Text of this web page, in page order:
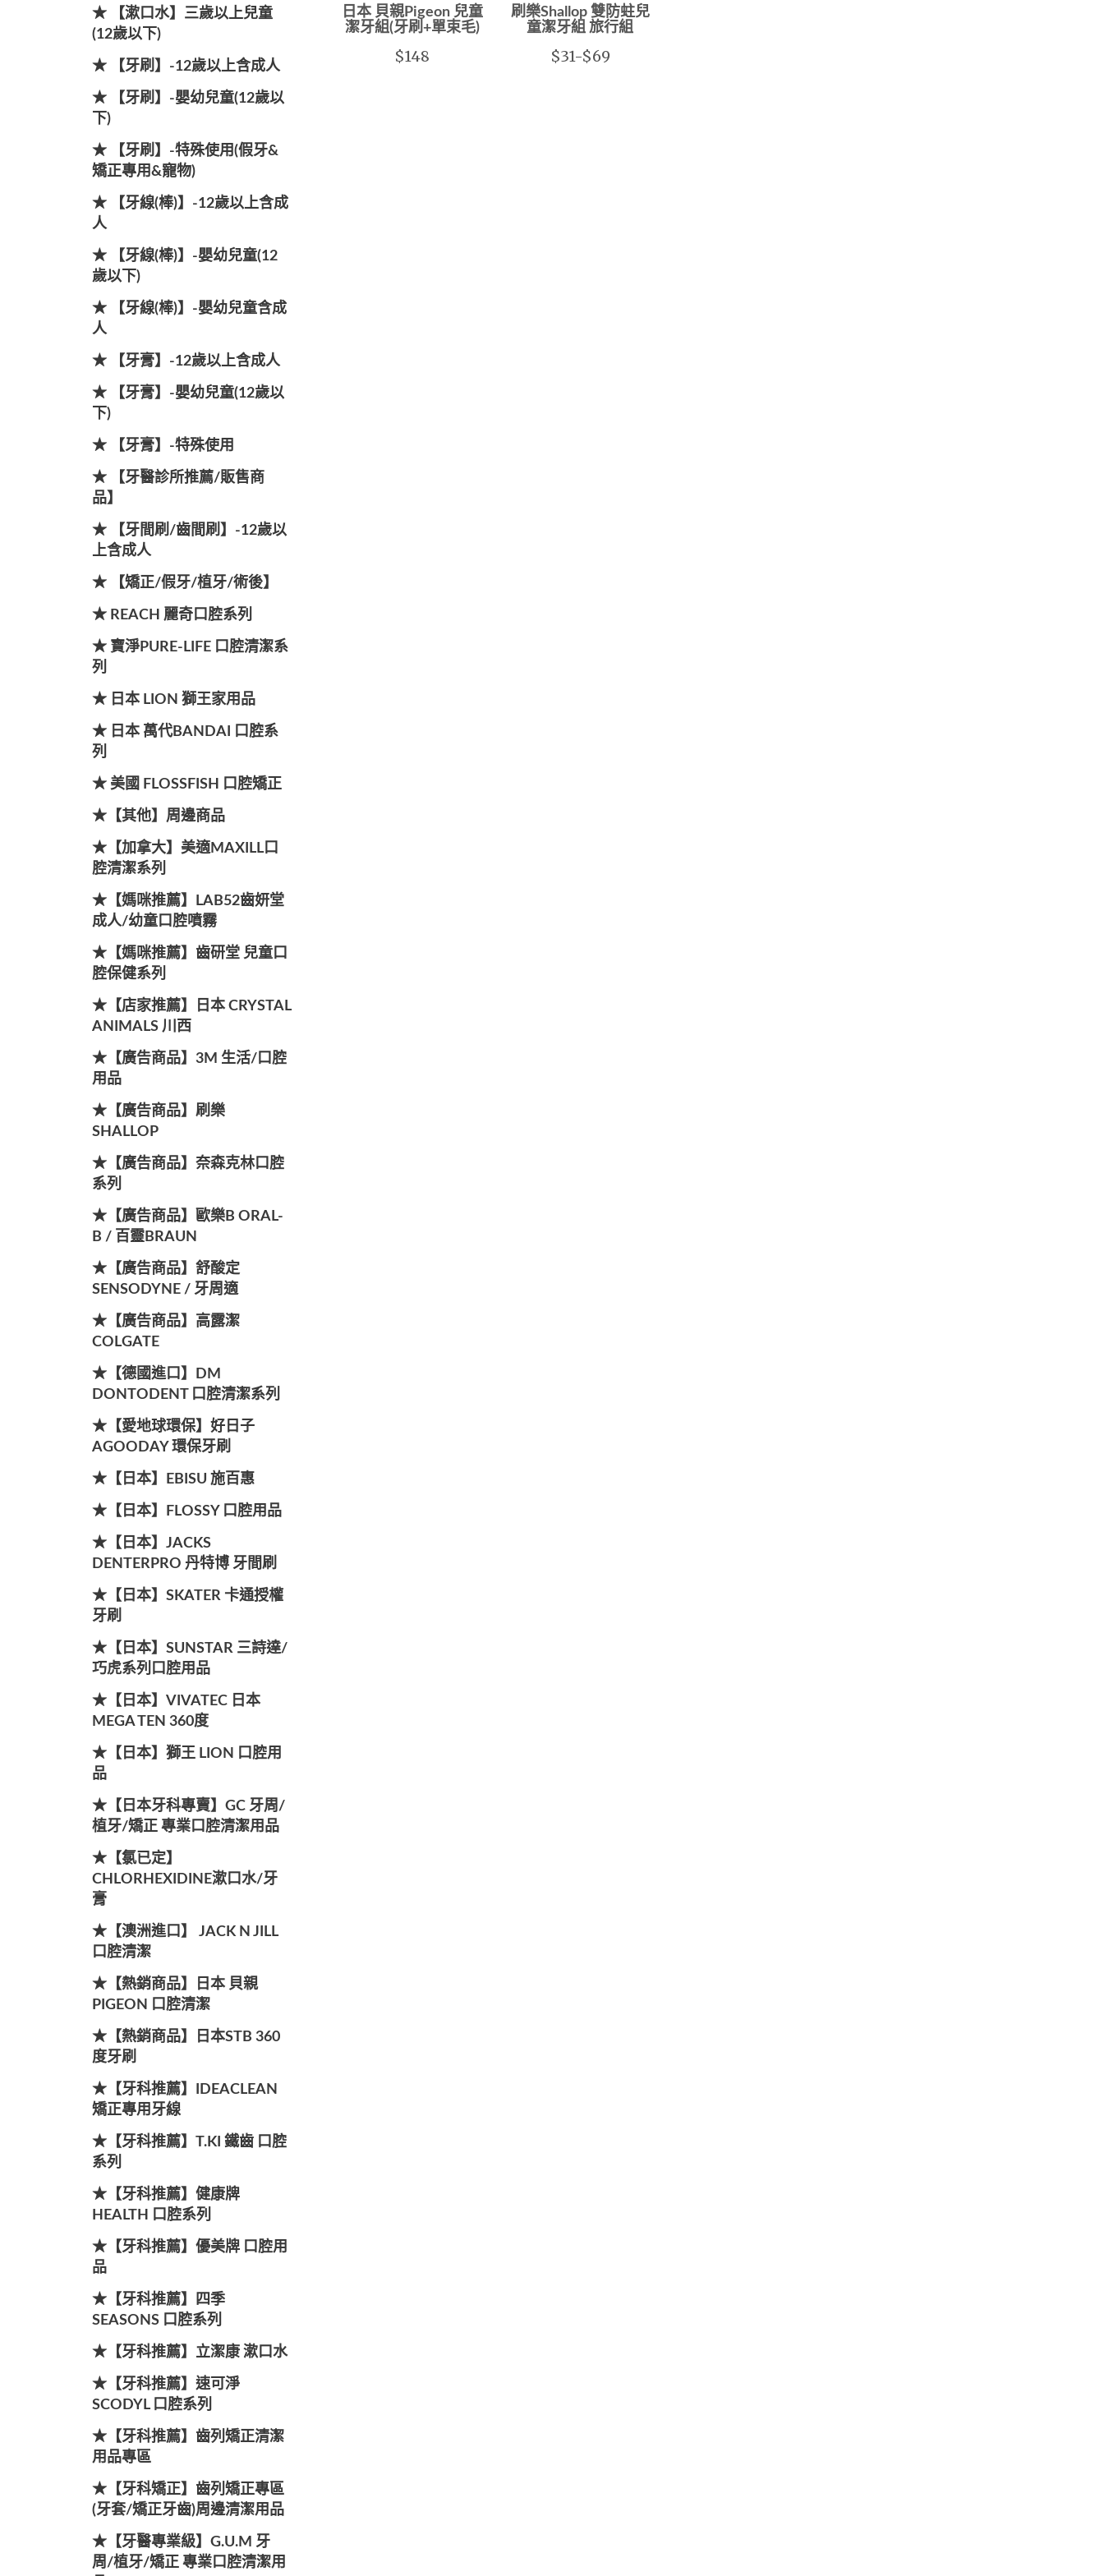
★ 【漱口水】三歲以上兒童
(12歲以下)
★ 【牙刷】-12歲以上含成人
★ 【牙刷】-嬰幼兒童(12歲以
下)
★ 【牙刷】-特殊使用(假牙&
矯正專用&寵物)
★ 【牙線(棒)】-12歲以上含成
人
★ 【牙線(棒)】-嬰幼兒童(12
歲以下)
★ 【牙線(棒)】-嬰幼兒童含成
人
★ 【牙膏】-12歲以上含成人
★ 【牙膏】-嬰幼兒童(12歲以
下)
★ 【牙膏】-特殊使用
★ 【牙醫診所推薦/販售商
品】
★ 【牙間刷/齒間刷】-12歲以
上含成人
★ 【矯正/假牙/植牙/術後】
★ REACH 麗奇口腔系列
★ 寶淨PURE-LIFE 口腔清潔系
列
★ 日本 LION 獅王家用品
★ 日本 萬代BANDAI 口腔系
列
★ 美國 FLOSSFISH 口腔矯正
★【其他】周邊商品
★【加拿大】美適MAXILL口
腔清潔系列
★【媽咪推薦】LAB52齒妍堂
成人/幼童口腔噴霧
★【媽咪推薦】齒研堂 兒童口
腔保健系列
★【店家推薦】日本 CRYSTAL
ANIMALS 川西
★【廣告商品】3M 生活/口腔
用品
★【廣告商品】刷樂
SHALLOP
★【廣告商品】奈森克林口腔
系列
★【廣告商品】歐樂B ORAL-
B / 百靈BRAUN
★【廣告商品】舒酸定
SENSODYNE / 牙周適
★【廣告商品】高露潔
COLGATE
★【德國進口】DM
DONTODENT 口腔清潔系列
★【愛地球環保】好日子
AGOODAY 環保牙刷
★【日本】EBISU 施百惠
★【日本】FLOSSY 口腔用品
★【日本】JACKS
DENTERPRO 丹特博 牙間刷
★【日本】SKATER 卡通授權
牙刷
★【日本】SUNSTAR 三詩達/
巧虎系列口腔用品
★【日本】VIVATEC 日本
MEGA TEN 360度
★【日本】獅王 LION 口腔用
品
★【日本牙科專賣】GC 牙周/
植牙/矯正 專業口腔清潔用品
★【氯已定】
CHLORHEXIDINE漱口水/牙
膏
★【澳洲進口】 JACK N JILL
口腔清潔
★【熱銷商品】日本 貝親
PIGEON 口腔清潔
★【熱銷商品】日本STB 360
度牙刷
★【牙科推薦】IDEACLEAN
矯正專用牙線
★【牙科推薦】T.KI 鐵齒 口腔
系列
★【牙科推薦】健康牌
HEALTH 口腔系列
★【牙科推薦】優美牌 口腔用
品
★【牙科推薦】四季
SEASONS 口腔系列
★【牙科推薦】立潔康 漱口水
★【牙科推薦】速可淨
SCODYL 口腔系列
★【牙科推薦】齒列矯正清潔
用品專區
★【牙科矯正】齒列矯正專區
(牙套/矯正牙齒)周邊清潔用品
★【牙醫專業級】G.U.M 牙
周/植牙/矯正 專業口腔清潔用
日本 貝親Pigeon 兒童
潔牙組(牙刷+單束毛)
$148
刷樂Shallop 雙防蛀兒
童潔牙組 旅行組
$31-$69